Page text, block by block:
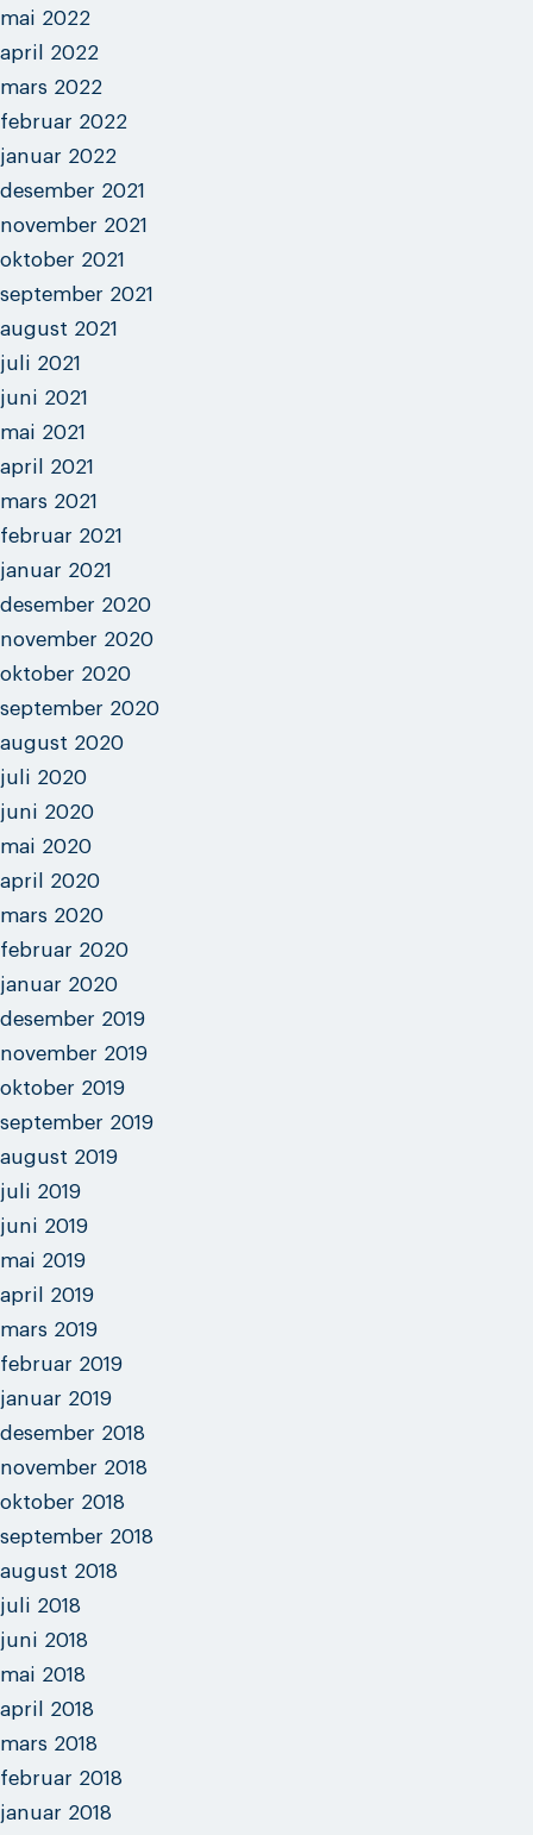
mai 2022
april 2022
mars 2022
februar 2022
januar 2022
desember 2021
november 2021
oktober 2021
september 2021
august 2021
juli 2021
juni 2021
mai 2021
april 2021
mars 2021
februar 2021
januar 2021
desember 2020
november 2020
oktober 2020
september 2020
august 2020
juli 2020
juni 2020
mai 2020
april 2020
mars 2020
februar 2020
januar 2020
desember 2019
november 2019
oktober 2019
september 2019
august 2019
juli 2019
juni 2019
mai 2019
april 2019
mars 2019
februar 2019
januar 2019
desember 2018
november 2018
oktober 2018
september 2018
august 2018
juli 2018
juni 2018
mai 2018
april 2018
mars 2018
februar 2018
januar 2018